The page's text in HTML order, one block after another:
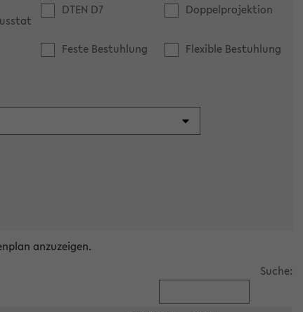
DTEN D7 Doppelprojektion
Feste Bestuhlung
Flexible Bestuhlung
anzuzeigen.
Suche: